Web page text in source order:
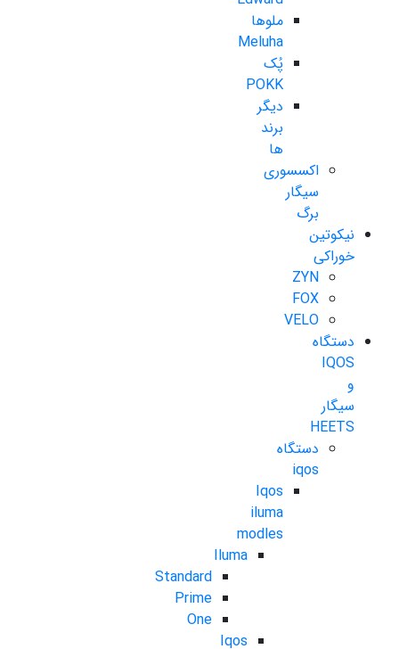
ملوها
Meluha
پُک
POKK
دیگر
برند
ها
اکسسوری
سیگار
برگ
نیکوتین
خوراکی
ZYN
FOX
VELO
دستگاه
IQOS
و
سیگار
HEETS
دستگاه
iqos
Iqos
iluma
modles
Iluma
Standard
Prime
One
Iqos